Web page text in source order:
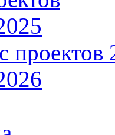
проектов